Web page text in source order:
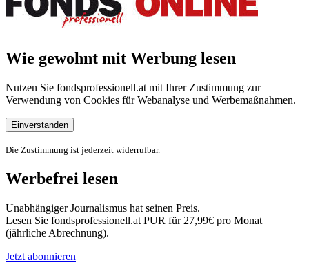
Wie gewohnt mit Werbung lesen
Nutzen Sie fondsprofessionell.at mit Ihrer Zustimmung zur
Verwendung von Cookies für Webanalyse und Werbemaßnahmen.
Einverstanden
Die Zustimmung ist jederzeit widerrufbar.
Werbefrei lesen
Unabhängiger Journalismus hat seinen Preis.
Lesen Sie fondsprofessionell.at PUR für 27,99€ pro Monat
(jährliche Abrechnung).
Jetzt abonnieren